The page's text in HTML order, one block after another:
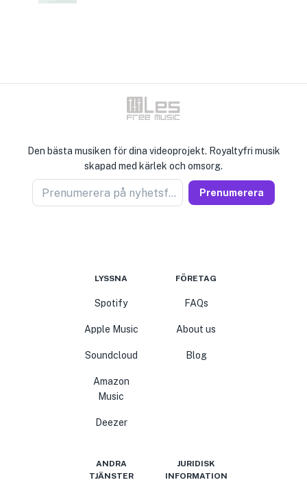
Den bästa musiken för dina videoprojekt. Royaltyfri musik
skapad med kärlek och omsorg.
Prenumerera på nyhetsförsäljare Prenumerera
LYSSNA
Spotify
Apple Music
Soundcloud
Amazon
Music
Deezer
FÖRETAG
FAQs
About us
Blog
ANDRA
TJÄNSTER
JURIDISK
INFORMATION